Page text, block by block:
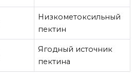
Низкометоксильный
пектин
Ягодный источник
пектина